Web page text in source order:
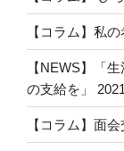
【コラム】私
【NEWS】「
の支給を」
【コラム】面